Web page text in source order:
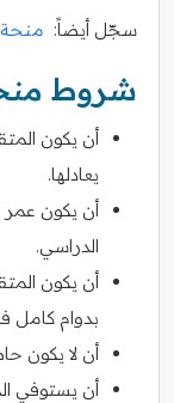
سجّل أيضاً: منحة
شروط
أن يكون
يعادلها.
الدراسي.
أن يكون
بدوام كامل
أن لا يكون
أن يستوفي